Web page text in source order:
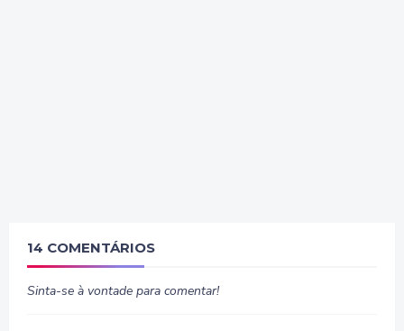
14 COMENTÁRIOS
Sinta-se à vontade para comentar!